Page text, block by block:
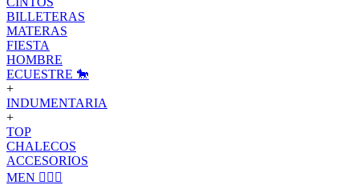
BILLETERAS
MATERAS
FIESTA
HOMBRE
ECUESTRE 🐎
+
INDUMENTARIA
+
TOP
CHALECOS
ACCESORIOS
MEN 🙋🏽‍♂️